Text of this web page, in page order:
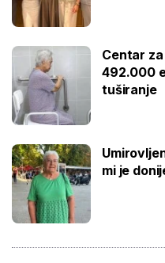
Centar
492.000
tuširanje
mi je